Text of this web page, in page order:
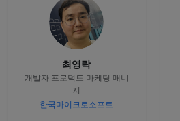
최영락
개발자 프로덕트 마케팅 매니
저
한국마이크로소프트